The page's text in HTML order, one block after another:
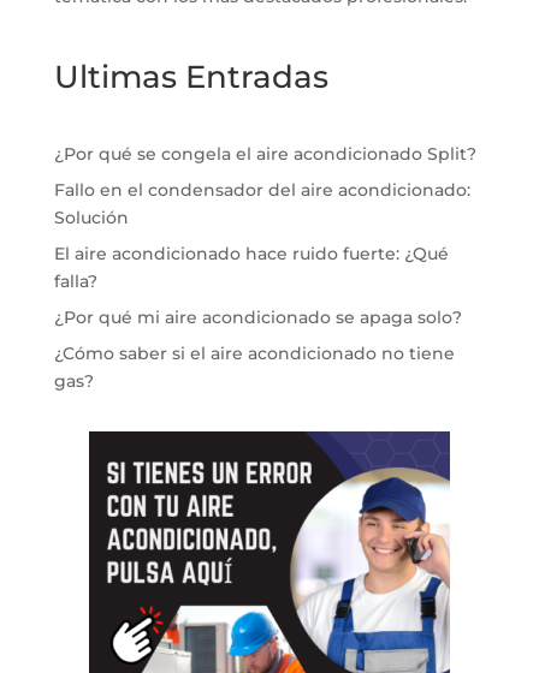
Ultimas Entradas
¿Por qué se congela el aire acondicionado Split?
Fallo en el condensador del aire acondicionado:
Solución
El aire acondicionado hace ruido fuerte: ¿Qué
falla?
¿Por qué mi aire acondicionado se apaga solo?
¿Cómo saber si el aire acondicionado no tiene
gas?